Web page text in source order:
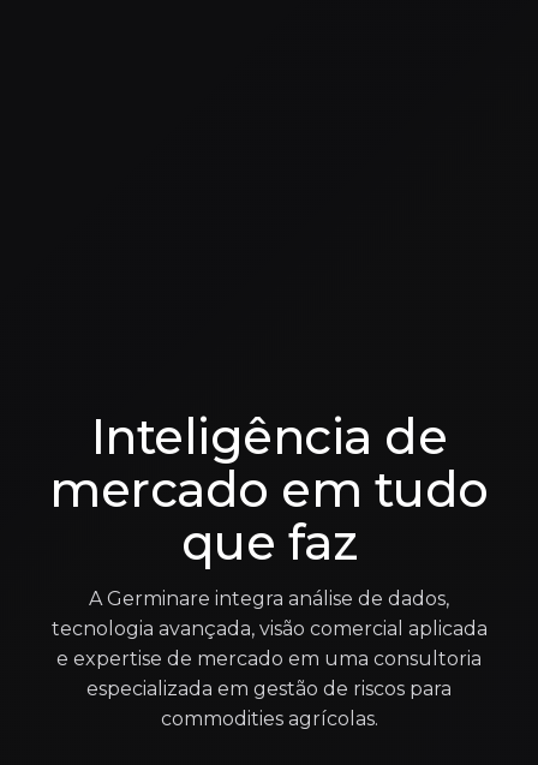
Inteligência de
mercado em tudo
que faz
A Germinare integra análise de dados,
tecnologia avançada, visão comercial aplicada
e expertise de mercado em uma consultoria
especializada em gestão de riscos para
commodities agrícolas.